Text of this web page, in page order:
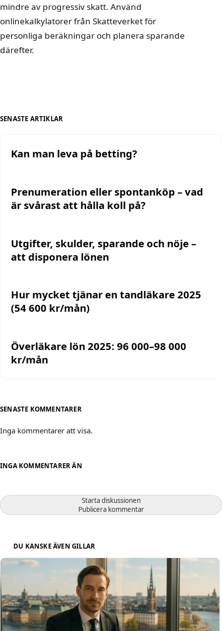
mindre av progressiv skatt. Använd
onlinekalkylatorer från Skatteverket för
personliga beräkningar och planera sparande
därefter.
SENASTE ARTIKLAR
Kan man leva på betting?
Prenumeration eller spontanköp – vad
är svårast att hålla koll på?
Utgifter, skulder, sparande och nöje –
att disponera lönen
Hur mycket tjänar en tandläkare 2025
(54 600 kr/mån)
Överläkare lön 2025: 96 000–98 000
kr/mån
SENASTE KOMMENTARER
Inga kommentarer att visa.
INGA KOMMENTARER ÄN
Starta diskussionen
Publicera kommentar
DU KANSKE ÄVEN GILLAR